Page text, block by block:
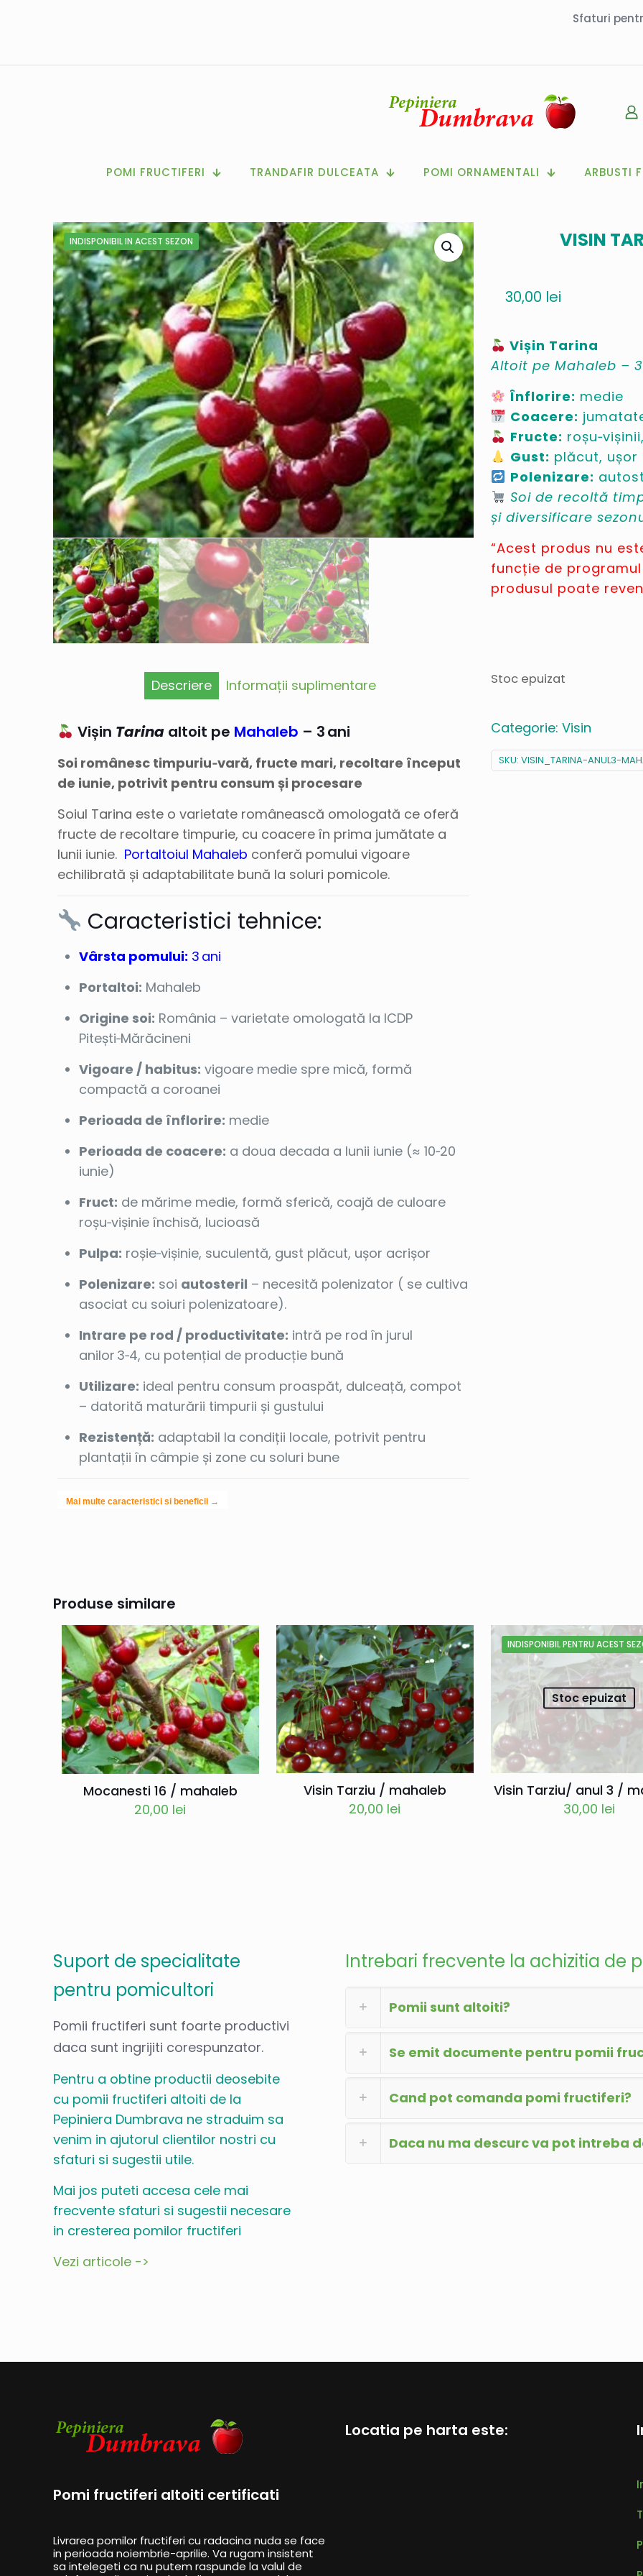
Sfaturi
POMI FRUCTIFERI TRANDAFIR DULCEATA POMI ORNAMENTALI ARBUSTI
INDISPONIBIL IN ACEST SEZON
Descriere Informații suplimentare
Vișin Tarinaaltoit pe Mahaleb – 3 ani
Soi românesc timpuriu‑vară, fructe mari, recoltare început
de iunie, potrivit pentru consum și procesare
Soiul Tarina este o varietate românească omologată ce oferă
fructe de recoltare timpurie, cu coacere în prima jumătate a
lunii iunie. Portaltoiul Mahaleb conferă pomului vigoare
echilibrată și adaptabilitate bună la soluri pomicole.
Caracteristici tehnice:
Vârsta pomului: 3 ani
Portaltoi: Mahaleb
Origine soi: România – varietate omologată la ICDP
Pitești‑Mărăcineni
Vigoare / habitus: vigoare medie spre mică, formă
compactă a coroanei
Perioada de înflorire: medie
Perioada de coacere: a doua decada a lunii iunie (≈ 10‑20
iunie)
Fruct: de mărime medie, formă sferică, coajă de culoare
roșu‑vișinie închisă, lucioasă
Pulpa: roșie‑vișinie, suculentă, gust plăcut, ușor acrișor
Polenizare: soi autosteril – necesită polenizator ( se cultiva
asociat cu soiuri polenizatoare).
Intrare pe rod / productivitate: intră pe rod în jurul
anilor 3‑4, cu potențial de producție bună
Utilizare: ideal pentru consum proaspăt, dulceață, compot
– datorită maturării timpurii și gustului
Rezistență: adaptabil la condiții locale, potrivit pentru
plantații în câmpie și zone cu soluri bune
Mai multe caracteristici si beneficii →
VISIN
30,00 lei
Vișin Tarina
Altoit pe Mahaleb –
Înflorire: medie
Coacere:
Fructe:
Gust: plăcut, ușor
Polenizare:
Soi de recoltă
și diversificare
“Acest produs nu
funcție de
produsul poate
Stoc epuizat
Categorie: Visin
SKU: VISIN_TARINA-ANUL3-
Produse similare
Mocanesti 16 / mahaleb
20,00 lei
Visin Tarziu / mahaleb
20,00 lei
INDISPONIBIL PENTRU ACEST
Stoc epuizat
Visin Tarziu/ anul 3 /
30,00 lei
Suport de specialitate
pentru pomicultori
Pomii fructiferi sunt foarte productivi
daca sunt ingrijiti corespunzator.
Pentru a obtine productii deosebite
cu pomii fructiferi altoiti de la
Pepiniera Dumbrava ne straduim sa
venim in ajutorul clientilor nostri cu
sfaturi si sugestii utile.
Mai jos puteti accesa cele mai
frecvente sfaturi si sugestii necesare
in cresterea pomilor fructiferi
Vezi articole ->
Intrebari frecvente la achizitia de
Pomii sunt altoiti?
Se emit documente pentru pomii
Cand pot comanda pomi fructiferi?
Daca nu ma descurc va pot intreba
Pomi fructiferi altoiti certificati
Livrarea pomilor fructiferi cu radacina nuda se face
in perioada noiembrie-aprilie. Va rugam insistent
sa intelegeti ca nu putem raspunde la valul de
Locatia pe harta este: